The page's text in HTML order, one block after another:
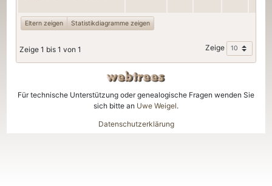
Eltern zeigen Statistikdiagramme zeigen
Zeige 1 bis 1 von 1 Zeige
Für technische Unterstützung oder genealogische Fragen wenden Sie
sich bitte an Uwe Weigel.
Datenschutzerklärung